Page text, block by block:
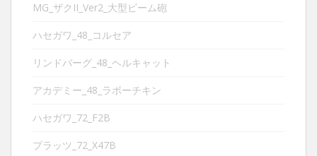
MG_ザクII_Ver2_大型ビーム砲
ハセガワ_48_コルセア
リンドバーグ_48_ヘルキャット
アカデミー_48_ラボーチキン
ハセガワ_72_F2B
プラッツ_72_X47B